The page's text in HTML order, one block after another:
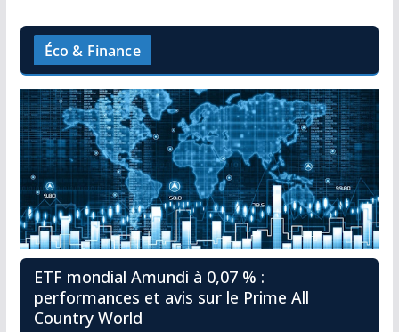
Éco & Finance
ETF mondial Amundi à 0,07 % :
performances et avis sur le Prime All
Country World